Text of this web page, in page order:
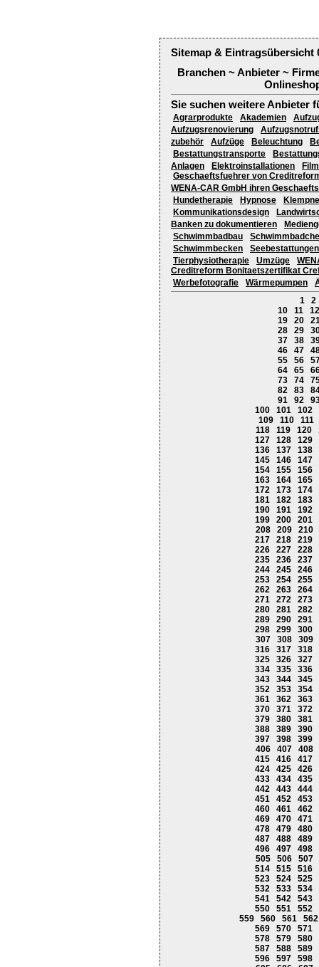
Sitemap & Eintragsübersicht
Branchen ~ Anbieter ~
Sie suchen weitere Anbieter
Agrarprodukte Akademien
Aufzugsrenovierung
zubehör
Aufzüge Beleuchtung
Bestattungstransporte
Anlagen
Elektroinstallationen
Geschaeftsfuehrer von
WENA-CAR GmbH ihren
Hundetherapie
Hypnose
Kommunikationsdesign
Banken zu dokumentieren
Schwimmbadbau
Schwimmbecken
Seebestattungen
Tierphysiotherapie
Umzüge
Creditreform Bonitaetszertifikat
Werbefotografie
Wärmepumpen
1
2
10
11
12
19
20
28
29
37
38
46
47
55
56
64
65
73
74
82
83
91
92
100
101
102
109
110
111
118
119 120
127
128
129
136
137
138
145
146
147
154
155
156
163
164
165
172
173
174
181
182
183
190
191
192
199
200
201
208
209
210
217
218
219
226
227
228
235
236
237
244
245
246
253
254
255
262
263
264
271
272
273
280
281
282
289
290
291
298
299
300
307
308
309
316
317
318
325
326
327
334
335
336
343
344
345
352
353
354
361
362
363
370
371
372
379
380
381
388
389
390
397
398
399
406
407
408
415
416
417
424
425
426
433
434
435
442
443
444
451
452
453
460
461
462
469
470
471
478
479
480
487
488
489
496
497
498
505
506
507
514
515
516
523
524
525
532
533
534
541
542
543
550
551
552
559
560 561
562
569
570
571
578
579
580
587
588
589
596
597
598